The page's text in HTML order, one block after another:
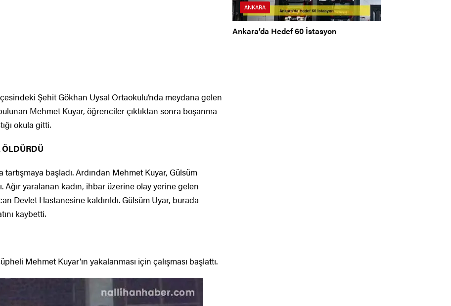
Şehit Gökhan Uysal Ortaokulu’nda meydana gelen
Mehmet Kuyar, öğrenciler çıktıktan sonra boşanma
okula gitti.
başladı. Ardından Mehmet Kuyar, Gülsüm
Ağır yaralanan kadın, ihbar üzerine olay yerine gelen
Devlet Hastanesine kaldırıldı. Gülsüm Uyar, burada
kaybetti.
Mehmet Kuyar’ın yakalanması için çalışması başlattı.
ANKARA
Ankara’da Hedef 60 İstasyon